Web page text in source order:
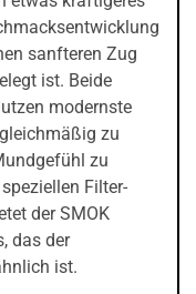
sanfteren Zug
ist. Beide
modernste
zu
zu
Filter-
der SMOK
das der
ist.